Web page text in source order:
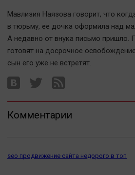
Конкурс
Наука
Обсуждаем
Отдых
Персона
Светская жизнь
Мавлизия Наязова говорит, что
в тюрьму, ее дочка оформила над
А недавно от внука письмо пришло.
готовят на досрочное
сын его уже не встретят.
Комментарии
seo продвижение сайта недорого в топ